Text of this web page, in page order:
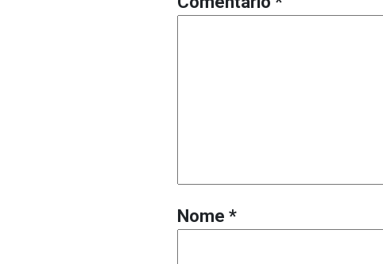
Nome *